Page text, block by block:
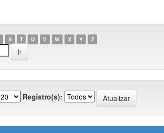
S T U V W X Y Z
Registro(s):